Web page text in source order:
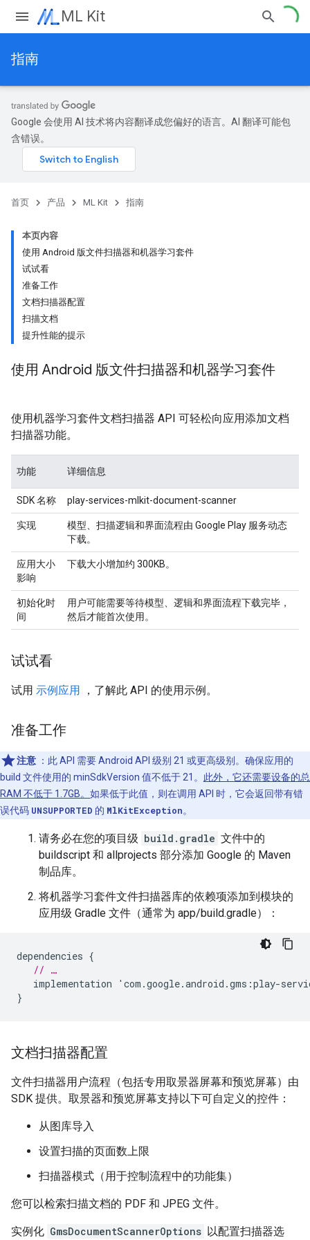
ML Kit
指南
Google 会使用 AI 技术将内容翻译成您偏好的语言。AI 翻译可能包
含错误。
首页 产品 ML Kit 指南
本页内容
使用 Android 版文件扫描器和机器学习套件
试试看
准备工作
文档扫描器配置
扫描文档
提升性能的提示
使用 Android 版文件扫描器和机器学习套件
使用机器学习套件文档扫描器 API 可轻松向应用添加文档
扫描器功能。
功能 详细信息
SDK 名称 play-services-mlkit-document-scanner
实现
模型、扫描逻辑和界面流程由 Google Play 服务动态
下载。
应用大小
影响
下载大小增加约 300KB。
初始化时
间
用户可能需要等待模型、逻辑和界面流程下载完毕，
然后才能首次使用。
试试看
试用 示例应用 ，了解此 API 的使用示例。
准备工作
注意 ：此 API 需要 Android API 级别 21 或更高级别。确保应用的
build 文件使用的 minSdkVersion 值不低于 21。 此外，它还需要设备的总
RAM 不低于 1.7GB。 如果低于此值，则在调用 API 时，它会返回带有错
误代码 UNSUPPORTED 的 MlKitException。
请务必在您的项目级 build.gradle 文件中的
buildscript 和 allprojects 部分添加 Google 的 Maven
制品库。
将机器学习套件文件扫描器库的依赖项添加到模块的
应用级 Gradle 文件（通常为 app/build.gradle）：
dependencies {
// …
implementation
' com .google.android .gms :play-
}
文档扫描器配置
文件扫描器用户流程（包括专用取景器屏幕和预览屏幕）由
SDK 提供。取景器和预览屏幕支持以下可自定义的控件：
从图库导入
设置扫描的页面数上限
扫描器模式（用于控制流程中的功能集）
您可以检索扫描文档的 PDF 和 JPEG 文件。
实例化 GmsDocumentScannerOptions 以配置扫描器选